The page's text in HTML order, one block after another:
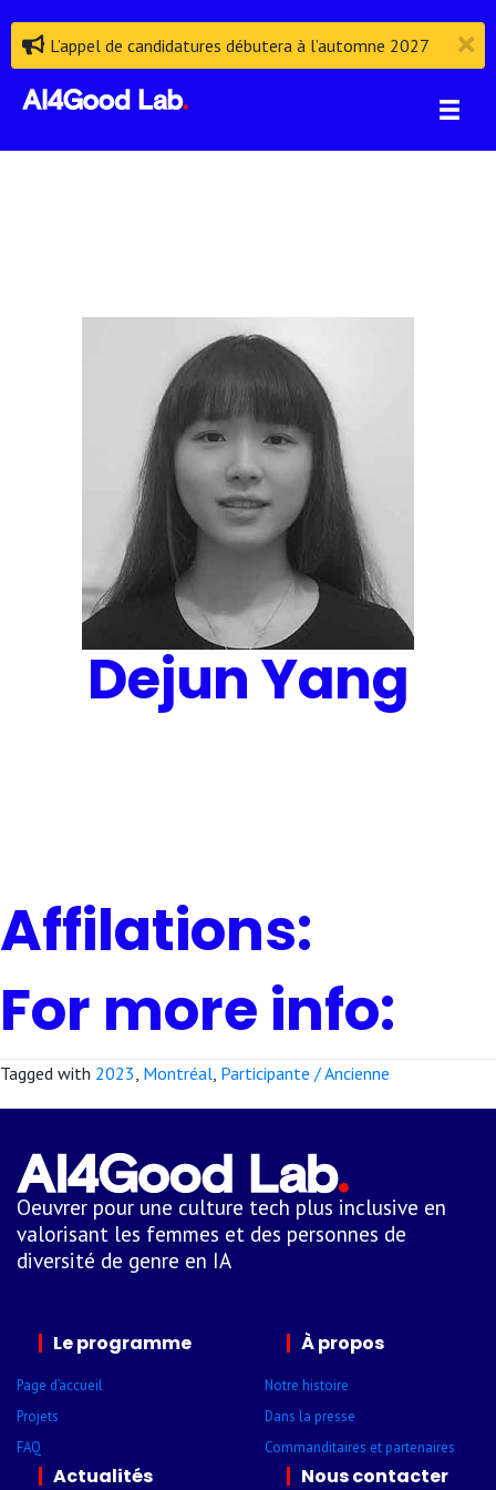
L’appel de candidatures débutera à l’automne 2027
Dejun Yang
Affilations:
For more info:
Tagged with 2023 Montréal Participante / Ancienne
Oeuvrer pour une culture tech plus inclusive en
valorisant les femmes et des personnes de
diversité de genre en IA
Le programme
Page d’accueil
Projets
FAQ
À propos
Notre histoire
Dans la presse
Comman­ditaires et parte­naires
Actualités Nous contacter